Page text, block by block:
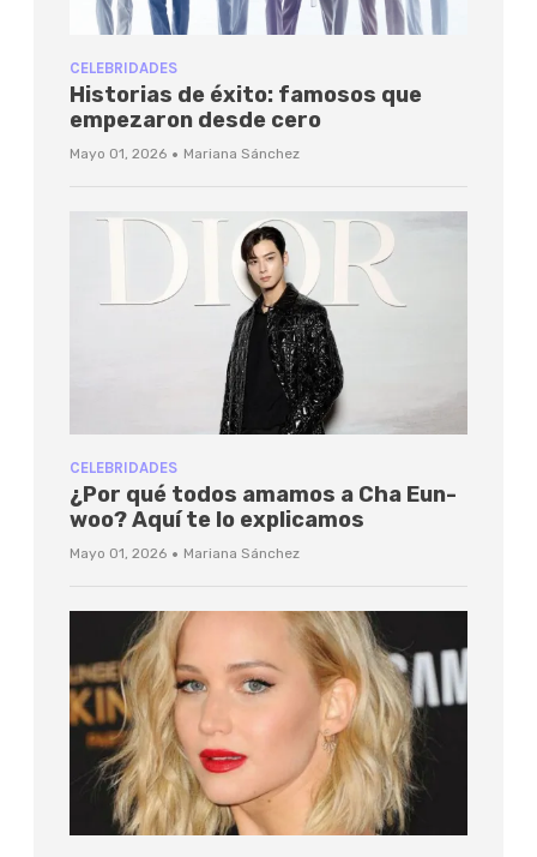
CELEBRIDADES
Historias de éxito: famosos que
empezaron desde cero
Mayo 01, 2026 · Mariana Sánchez
CELEBRIDADES
¿Por qué todos amamos a Cha Eun-
woo? Aquí te lo explicamos
Mayo 01, 2026 · Mariana Sánchez